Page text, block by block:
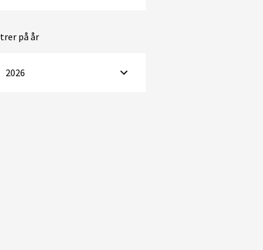
på år
2026